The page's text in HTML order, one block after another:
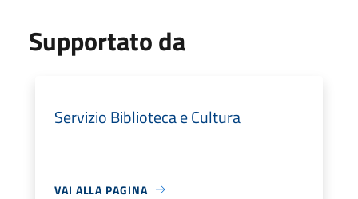
Supportato da
Servizio Biblioteca e Cultura
VAI ALLA PAGINA